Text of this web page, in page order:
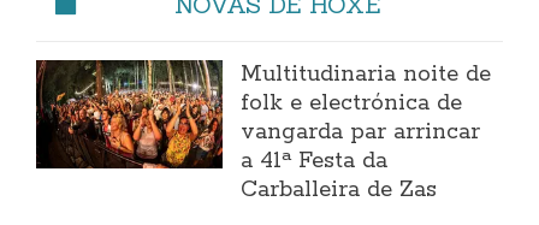
Multitudinaria noite de
folk e electrónica de
vangarda par arrincar
a 41ª Festa da
Carballeira de Zas